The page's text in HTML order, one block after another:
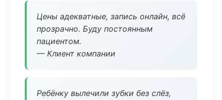
Цены адекватные, запись онлайн, всё
прозрачно. Буду постоянным
пациентом.
— Клиент компании
Ребёнку вылечили зубки без слёз,